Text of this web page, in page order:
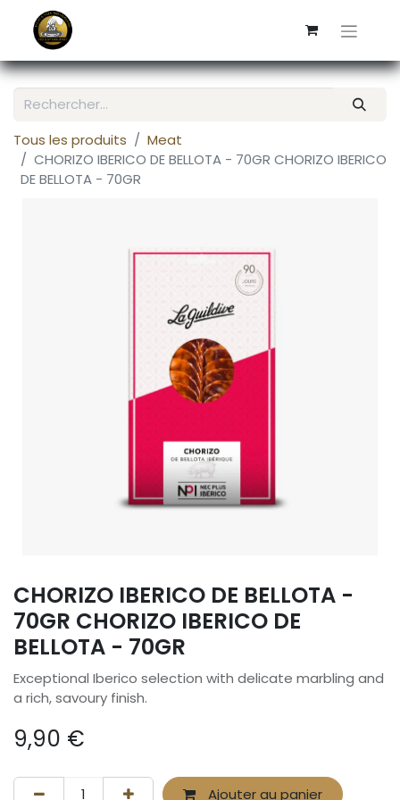
Tous les produits
Meat
CHORIZO IBERICO DE BELLOTA - 70GR CHORIZO IBERICO
DE BELLOTA - 70GR
CHORIZO IBERICO DE BELLOTA -
70GR CHORIZO IBERICO DE
BELLOTA - 70GR
Exceptional Iberico selection with delicate marbling and
a rich, savoury finish.
9,90 €
Ajouter au panier